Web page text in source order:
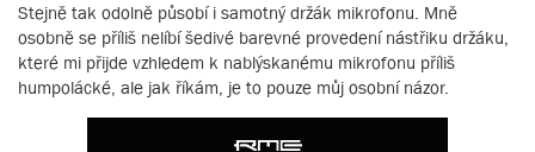
Stejně tak odolně působí i samotný držák mikrofonu. Mně
osobně se příliš nelíbí šedivé barevné provedení nástřiku držáku,
které mi přijde vzhledem k nablýskanému mikrofonu příliš
humpolácké, ale jak říkám, je to pouze můj osobní názor.